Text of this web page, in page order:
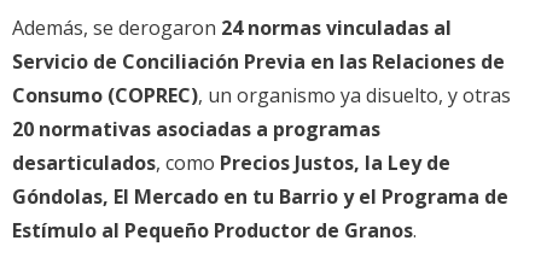
Además, se derogaron 24 normas vinculadas al
Servicio de Conciliación Previa en las Relaciones de
Consumo (COPREC), un organismo ya disuelto, y otras
20 normativas asociadas a programas
desarticulados, como Precios Justos, la Ley de
Góndolas, El Mercado en tu Barrio y el Programa de
Estímulo al Pequeño Productor de Granos.